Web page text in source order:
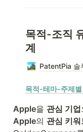
Apple을 관심 기업
Apple의 관심 키워